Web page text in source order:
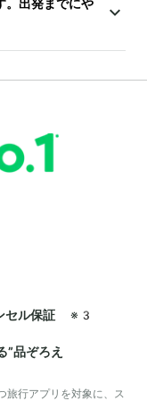
。出発までにや
ル保証 ※3
品ぞろえ
行アプリを対象に、ス